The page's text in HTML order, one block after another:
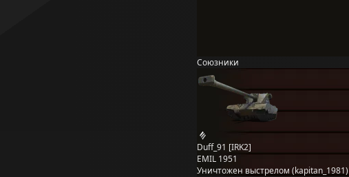
Союзники
Duff_91 [IRK2]
EMIL 1951
Уничтожен выстрелом (kapitan_1981)